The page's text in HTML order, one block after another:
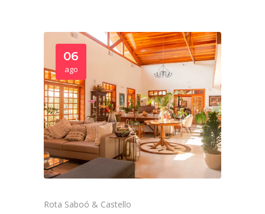
06
ago
Rota Saboó & Castello